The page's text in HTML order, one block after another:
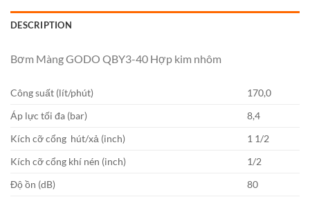
DESCRIPTION
Bơm Màng GODO QBY3-40 Hợp kim nhôm
Công suất (lít/phút)
170,0
Áp lực tối đa (bar)
8,4
Kích cỡ cổng hút/xả (inch)
1 1/2
Kích cỡ cổng khí nén (inch)
1/2
Độ ồn (dB)
80